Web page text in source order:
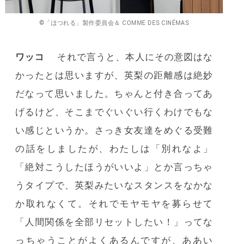
©「ほつれる」製作委員会＆ COMME DES CINÉMAS
ワッコ
それで言うと、本人にその意図はな
かったとは思いますが、英梨の距離感は絶妙
だなって思いました。ちゃんと付き合ってあ
げるけど、そこまでぐいぐい行くわけでもな
い感じというか。さっき女友達をめぐる受難
の話をしましたが、わたしは「別れなよ」
「絶対こうしたほうがいいよ」とか言っちゃ
うタイプで、英梨みたいなスタンスをなかな
か取れなくて。それでモヤモヤを募らせて
「人間関係を全部リセットしたい！」ってな
っちゃうことがよくあるんですが、ああい